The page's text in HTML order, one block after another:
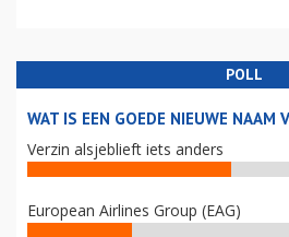
POLL
WAT IS EEN GOEDE NIEUWE NAAM
Verzin alsjeblieft iets anders
European Airlines Group (EAG)